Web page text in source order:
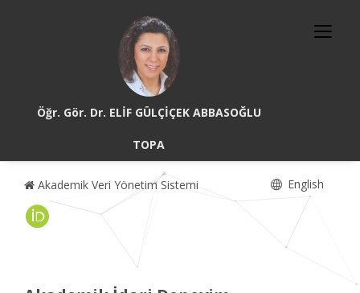
Öğr. Gör. Dr. ELİF GÜLÇİÇEK ABBASOĞLU
TOPA
Akademik Veri Yönetim Sistemi English